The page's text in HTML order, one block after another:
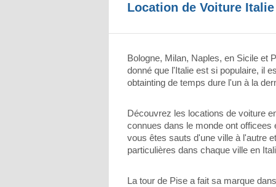
Location de Voiture Italie
Bologne, Milan, Naples, en Sicile et
donné que l'Italie est si populaire, il
obtainting de temps dure l'un à la
Découvrez les locations de voiture
connues dans le monde ont officees
vous êtes sauts d'une ville à l'autre
particulières dans chaque ville en
La tour de Pise a fait sa marque